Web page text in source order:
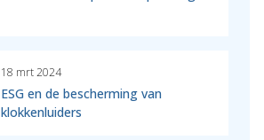
18 mrt 2024
ESG en de bescherming van
klokkenluiders